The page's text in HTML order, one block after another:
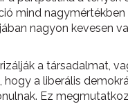
mind
nagyon kevesen
a társadalmat,
a liberális
Ez